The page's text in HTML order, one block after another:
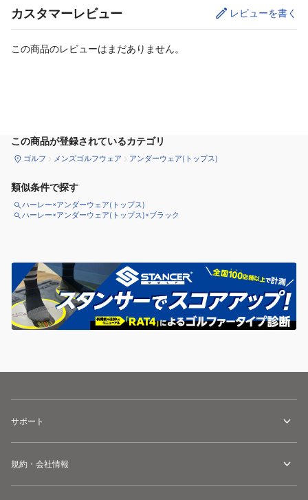
カスタマーレビュー レビューを書く
この商品のレビューはまだありません。
この商品が登録されているカテゴリ
ゴルフ メンズゴルフウェア アンダーウェア(トップス)
類似条件で探す
ハーレー×アンダーウェア(トップス)
ハーレー×アンダーウェア(トップス)×ブラック
サポート
規約・会社情報